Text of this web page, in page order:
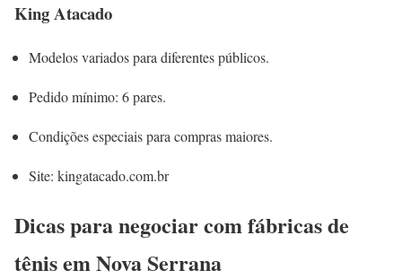
King Atacado
Modelos variados para diferentes públicos.
Pedido mínimo: 6 pares.
Condições especiais para compras maiores.
Site: kingatacado.com.br
Dicas para negociar com fábricas de
tênis em Nova Serrana